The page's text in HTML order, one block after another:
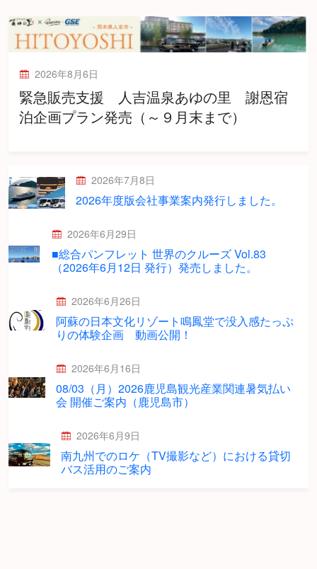
2026年8月6日
緊急販売支援 人吉温泉あゆの里 謝恩宿
泊企画プラン発売（～９月末まで）
2026年7月8日
2026年度版会社事業案内発行しました。
2026年6月29日
■総合パンフレット 世界のクルーズ Vol.83
（2026年6月12日 発行）発売しました。
2026年6月26日
阿蘇の日本文化リゾート鳴鳳堂で没入感たっぷ
りの体験企画 動画公開！
2026年6月16日
08/03（月）2026鹿児島観光産業関連暑気払い
会 開催ご案内（鹿児島市）
2026年6月9日
南九州でのロケ（TV撮影など）における貸切
バス活用のご案内